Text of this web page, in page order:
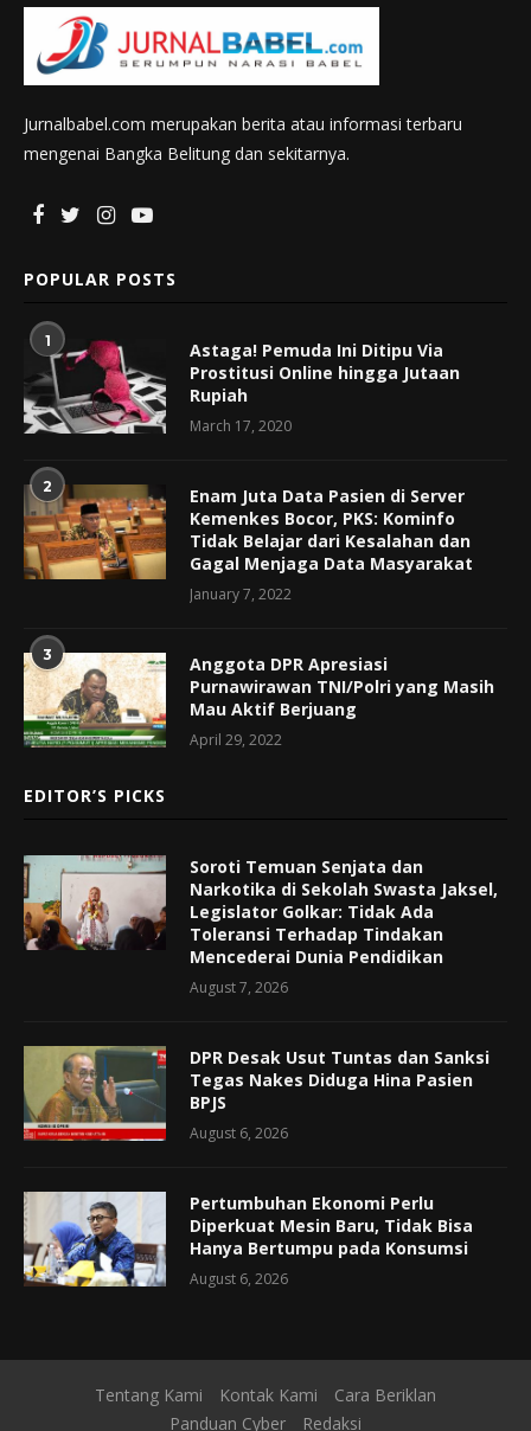
Jurnalbabel.com merupakan berita atau informasi terbaru
mengenai Bangka Belitung dan sekitarnya.
POPULAR POSTS
1
Astaga! Pemuda Ini Ditipu Via
Prostitusi Online hingga Jutaan
Rupiah
March 17, 2020
2
Enam Juta Data Pasien di Server
Kemenkes Bocor, PKS: Kominfo
Tidak Belajar dari Kesalahan dan
Gagal Menjaga Data Masyarakat
January 7, 2022
3
Anggota DPR Apresiasi
Purnawirawan TNI/Polri yang Masih
Mau Aktif Berjuang
April 29, 2022
EDITOR’S PICKS
Soroti Temuan Senjata dan
Narkotika di Sekolah Swasta Jaksel,
Legislator Golkar: Tidak Ada
Toleransi Terhadap Tindakan
Mencederai Dunia Pendidikan
August 7, 2026
DPR Desak Usut Tuntas dan Sanksi
Tegas Nakes Diduga Hina Pasien
BPJS
August 6, 2026
Pertumbuhan Ekonomi Perlu
Diperkuat Mesin Baru, Tidak Bisa
Hanya Bertumpu pada Konsumsi
August 6, 2026
Tentang Kami Kontak Kami
Cara Beriklan
Panduan Cyber
Redaksi